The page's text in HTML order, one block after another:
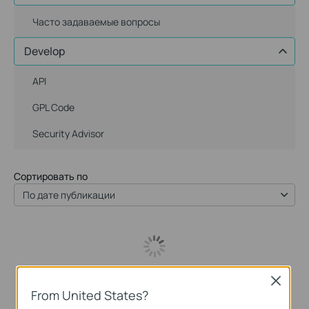
Часто задаваемые вопросы
Develop
API
GPL Code
Security Advisor
Сортировать по
По дате публикации
From United States?
Close